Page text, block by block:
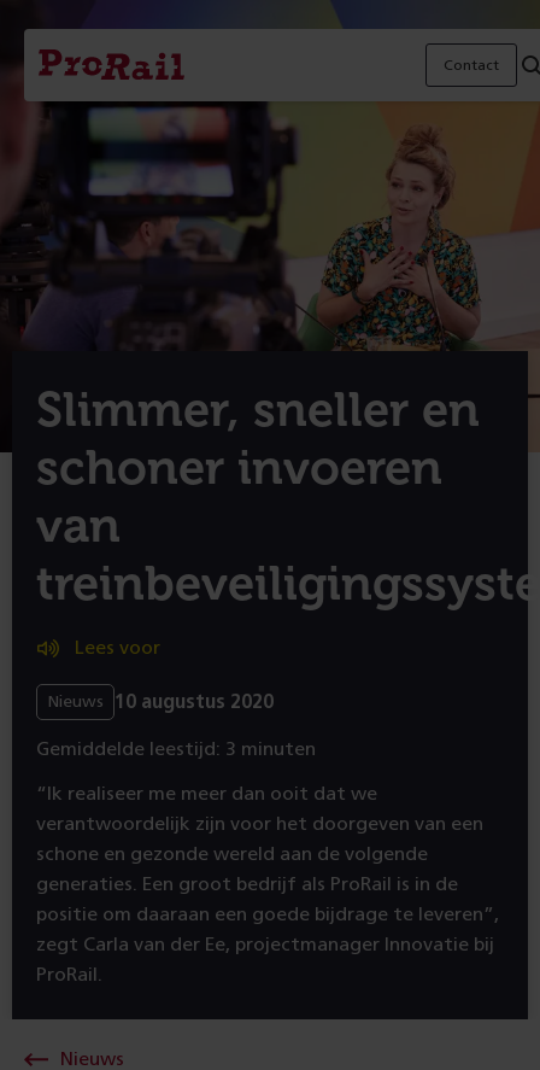
Navigatie
Homepage
ProRail
Contact
Slimmer, sneller en
schoner invoeren
van
Lees voor
Nieuws 10 augustus 2020
Gemiddelde leestijd: 3 minuten
“Ik realiseer me meer dan ooit dat we
verantwoordelijk zijn voor het doorgeven van een
schone en gezonde wereld aan de volgende
generaties. Een groot bedrijf als ProRail is in de
positie om daaraan een goede bijdrage te leveren”,
zegt Carla van der Ee, projectmanager Innovatie bij
ProRail.
Nieuws